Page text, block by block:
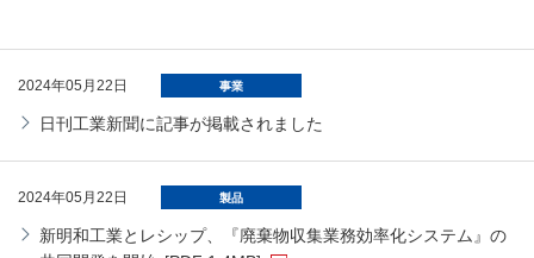
2024年05月22日 事業
日刊工業新聞に記事が掲載されました
2024年05月22日 製品
新明和工業とレシップ、『廃棄物収集業務効率化システム』の